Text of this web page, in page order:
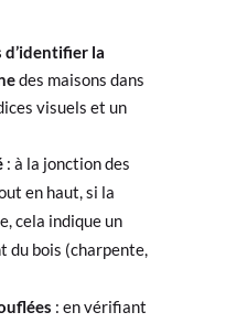
la
des maisons dans
visuels et un
: à la jonction des
en haut, si la
cela indique un
du bois (charpente,
: en vérifiant